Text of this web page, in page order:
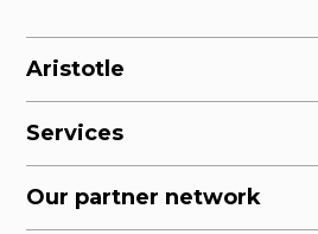
Aristotle
Services
Our partner network